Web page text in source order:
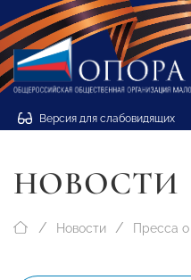
Версия для слабовидящих
НОВОСТИ
Новости Пресса о